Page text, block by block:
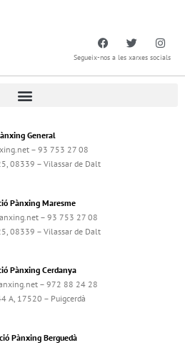
Segueix-nos a les xarxes socials
General
– 93 753 27 08
08339 – Vilassar de Dalt
Pànxing Maresme
– 93 753 27 08
08339 – Vilassar de Dalt
Pànxing Cerdanya
– 972 88 24 28
A, 17520 – Puigcerdà
Pànxing Berguedà